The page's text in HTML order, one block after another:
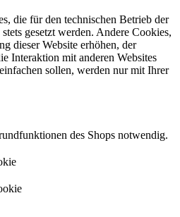
die für den technischen Betrieb der
gesetzt werden. Andere Cookies,
dieser Website erhöhen, der
Interaktion mit anderen Websites
sollen, werden nur mit Ihrer
des Shops notwendig.